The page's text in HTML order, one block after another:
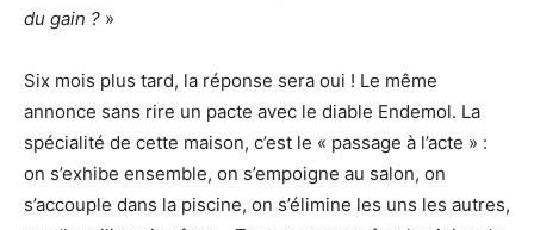
du gain ? »
Six mois plus tard, la réponse sera oui ! Le même
annonce sans rire un pacte avec le diable Endemol. La
spécialité de cette maison, c’est le « passage à l’acte » :
on s’exhibe ensemble, on s’empoigne au salon, on
s’accouple dans la piscine, on s’élimine les uns les autres,